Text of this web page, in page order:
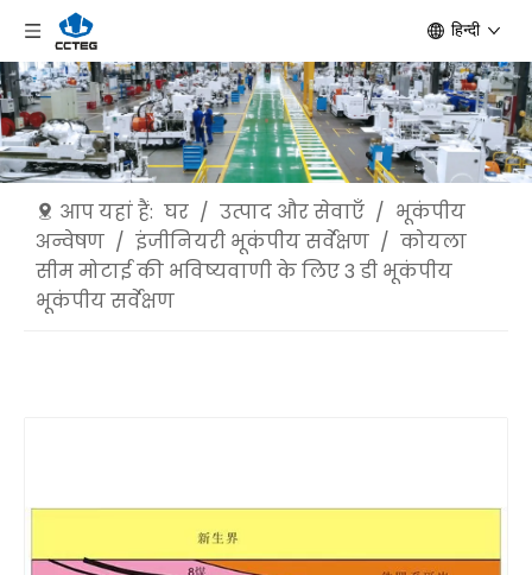
हिन्दी
आप यहां हैं: घर / उत्पाद और सेवाएँ / भूकंपीय
अन्वेषण / इंजीनियरी भूकंपीय सर्वेक्षण / कोयला
सीम मोटाई की भविष्यवाणी के लिए 3 डी भूकंपीय
भूकंपीय सर्वेक्षण